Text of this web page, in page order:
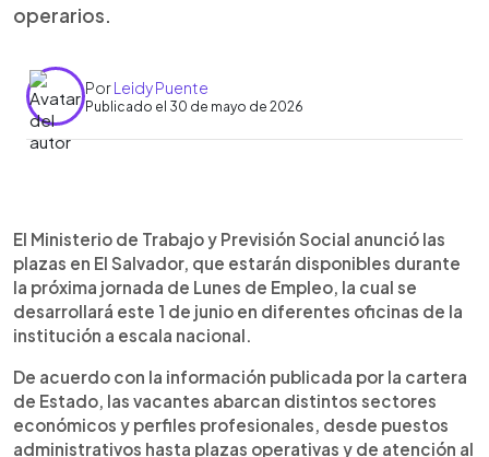
operarios.
PorLeidy Puente
Publicado el 30 de mayo de 2026
► Escuchar artículo
El Ministerio de Trabajo anunció las plazas
disponibles para la jornada de Lunes de Empleo
de este 1 de junio en diferentes puntos del país.
Las vacantes incluyen puestos como asistentes
administrativos, auxiliares contables, asesores y
operarios, bodegueros, motoristas, técnicos de
mantenimiento y personal de atención al cliente.
Las oportunidades estarán disponibles en San
Salvador y en las zonas occidental, paracentral y
El Ministerio de Trabajo y Previsión Social anunció las
plazas en El Salvador, que estarán disponibles durante
la próxima jornada de Lunes de Empleo, la cual se
desarrollará este 1 de junio en diferentes oficinas de la
institución a escala nacional.
De acuerdo con la información publicada por la cartera
de Estado, las vacantes abarcan distintos sectores
económicos y perfiles profesionales, desde puestos
administrativos hasta plazas operativas y de atención al